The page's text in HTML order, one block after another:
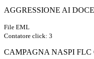
AGGRESSIONE AI
File EML
Contatore click: 3
CAMPAGNA NASPI FLC